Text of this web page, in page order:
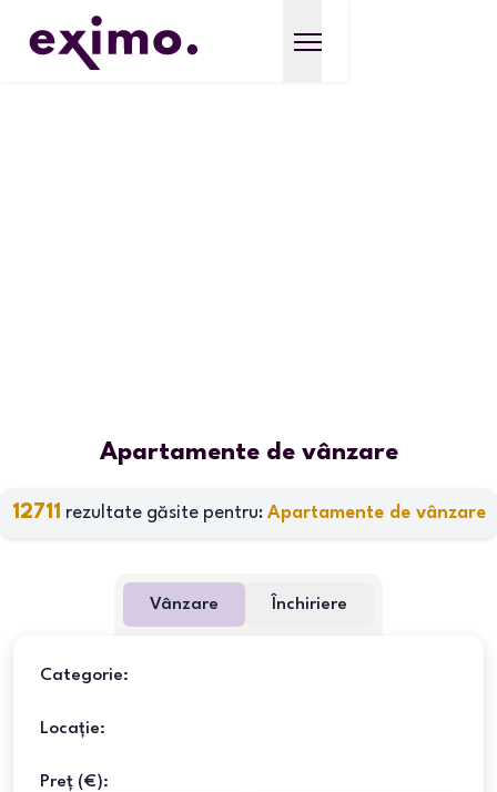
Apartamente de vânzare
12711 rezultate găsite pentru: Apartamente de vânzare
Vânzare Închiriere
Categorie:
Locație:
Preț (€):